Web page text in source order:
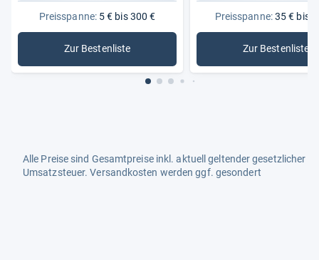
Preisspanne:5 € bis 300 €
Zur Bestenliste: Einfache Handys
Preisspanne:35 € bis
Zur Bestenliste
: Handys
Alle Preise sind Gesamtpreise inkl. aktuell geltender gesetzlicher
Umsatzsteuer. Versandkosten werden ggf. gesondert